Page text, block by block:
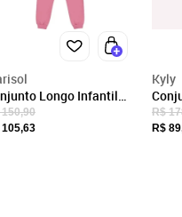
90
3725
Longo Infantil
Marisol
105,63
Kyly
R$
R$